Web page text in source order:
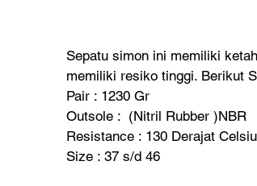
Sepatu simon ini memiliki
memiliki resiko tinggi. Berikut
Pair : 1230 Gr
Outsole :  (Nitril Rubber )NBR
Resistance : 130 Derajat
Size : 37 s/d 46